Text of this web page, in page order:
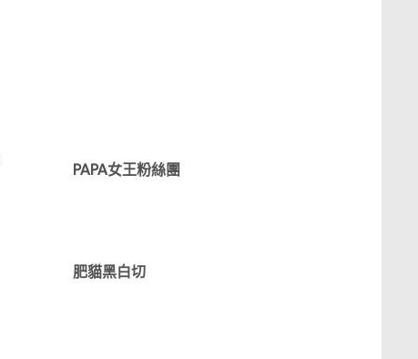
PAPA女王粉絲團
肥貓黑白切